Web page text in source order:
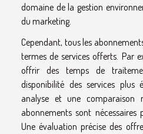
domaine de la gestion
du marketing.
Cependant, tous les
termes de services offerts. Par
offrir des temps de
disponibilité des services plus
analyse et une comparaison
abonnements sont
Une évaluation précise des